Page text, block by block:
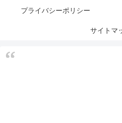
プライバシーポリシー
サイトマ